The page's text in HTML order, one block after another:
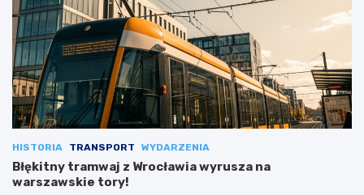
HISTORIA TRANSPORT WYDARZENIA
Błękitny tramwaj z Wrocławia wyrusza na
warszawskie tory!